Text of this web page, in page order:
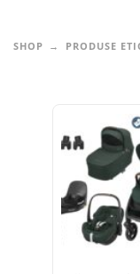
SHOP PRODUSE